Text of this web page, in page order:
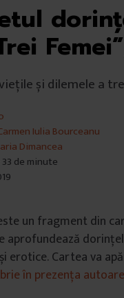
și dilemele a
Iulia Bourceanu
Dimancea
de minute
un fragment din
aprofundează
erotice.Cartea va
în prezența